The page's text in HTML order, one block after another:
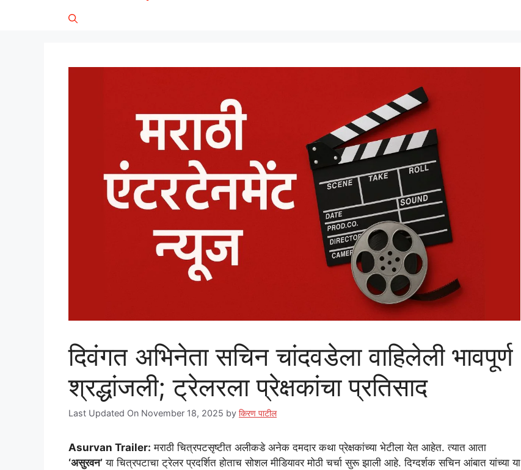
दिवंगत अभिनेता सचिन चांदवडेला वाहिलेली भावपूर्ण
श्रद्धांजली; ट्रेलरला प्रेक्षकांचा प्रतिसाद
Last Updated On November 18, 2025 by किरण पाटील
Asurvan Trailer: मराठी चित्रपटसृष्टीत अलीकडे अनेक दमदार कथा प्रेक्षकांच्या भेटीला येत आहेत. त्यात आता
‘असुरवन’ या चित्रपटाचा ट्रेलर प्रदर्शित होताच सोशल मीडियावर मोठी चर्चा सुरू झाली आहे. दिग्दर्शक सचिन आंबात यांच्या या